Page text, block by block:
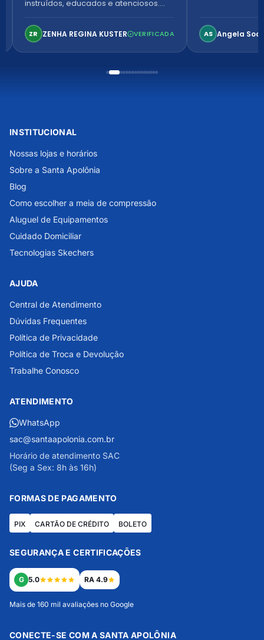
instruídos, educados e atenciosos.
confortável. Perfeito!
ZR ZENHA REGINA KUSTER VERIFICADA AS Angela
INSTITUCIONAL
Nossas lojas e horários
Sobre a Santa Apolônia
Blog
Como escolher a meia de compressão
Aluguel de Equipamentos
Cuidado Domiciliar
Tecnologias Skechers
AJUDA
Central de Atendimento
Dúvidas Frequentes
Política de Privacidade
Política de Troca e Devolução
Trabalhe Conosco
ATENDIMENTO
WhatsApp
sac@santaapolonia.com.br
Horário de atendimento SAC
(Seg a Sex: 8h às 16h)
FORMAS DE PAGAMENTO
PIX CARTÃO DE CRÉDITO BOLETO
SEGURANÇA E CERTIFICAÇÕES
G 5.0 RA 4.9
Mais de 160 mil avaliações no Google
CONECTE-SE COM A SANTA APOLÔNIA